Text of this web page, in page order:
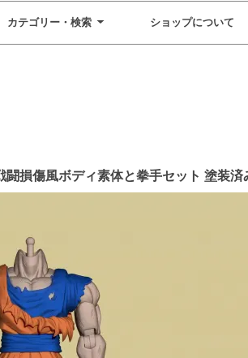
カテゴリー・検索 ショップについて
損傷風ボディ素体と拳手セット 塗装済